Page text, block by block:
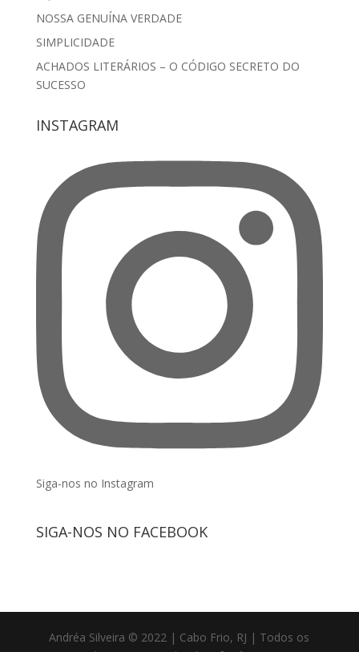
NOSSA GENUÍNA VERDADE
SIMPLICIDADE
ACHADOS LITERÁRIOS – O CÓDIGO SECRETO DO
SUCESSO
INSTAGRAM
Siga-nos no Instagram
SIGA-NOS NO FACEBOOK
Andréa Silveira © 2022 | Cabo Frio, RJ | Todos os